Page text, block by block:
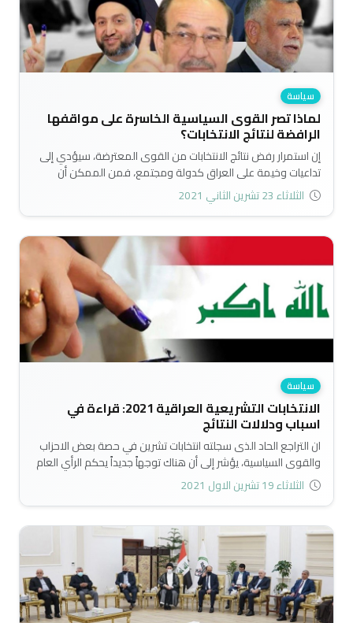
سياسة
لماذا تصر القوى السياسية الخاسرة على مواقفها
الرافضة لنتائج الانتخابات؟
إن استمرار رفض نتائج الانتخابات من القوى المعترضة، سيؤدي إلى
تداعيات وخيمة على العراق كدولة ومجتمع، فمن الممكن أن
يؤدي إلى صراع مسلح بين الاطراف المتنافسة، او بين الاجهزة
الأمنية والفصائل التي تتبع السيد مقتدى الصدر من جهة، والفصائل
المسلحة الرافضة للانتخابات من جهة اخرى..
الثلاثاء 23 تشرين الثاني 2021
سياسة
الانتخابات التشريعية العراقية 2021: قراءة في
اسباب ودلالات النتائج
ان التراجع الحاد الذى سجلته انتخابات تشرين في حصة بعض الاحزاب
والقوى السياسية، يؤشر إلى أن هناك توجهاً جديداً يحكم الرأي العام
العراقي، مؤداه أن الشعب لن يتنازل عن التغيير، وتحديداً ذلك النوع
من التغيير الذى يخرج العراق من فلك وسيطرة الأحزاب التقليدية
وانتماءاتها الايديولوجية. ولعل قانون الانتخابات الجديد الذي صاغه
مجلس النواب بعد احداث تشرين، كان السبب المباشر في الإطاحة
بتلك الأحزاب..
الثلاثاء 19 تشرين الاول 2021